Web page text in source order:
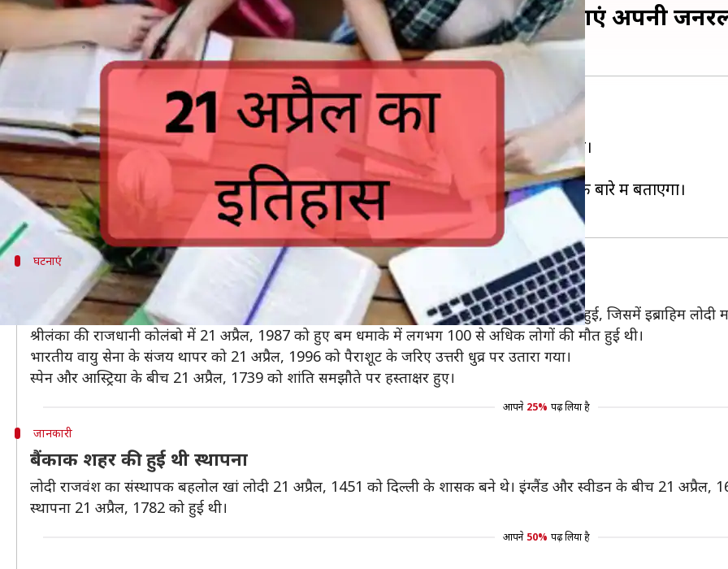
आज का इतिहास: 21 अप्रैल की कुछ प्रमुख घटनाएं यहां से जानें, बढाएं अपनी
लेखन मोना दीक्षित Apr 21, 2019 02:36 am
इतिहास के बारे में आप जितना जानें, उतना कम है।
हमारे देश और दुनिया के इतिहास में कई ऐसी घटनाएं दर्ज हैं, जिनके बारें में आपको पता होना चाहिए।
ये उन लोगों के लिए बहुत जरुरी है, जो UPSC या किसी अन्य सरकारी नौकरी की तैयारी कर रहे हैं।
इसलिए हम आपके लिए एक ऐसा लेख लाएं हैं, जो आपको इतिहास में दर्ज 21 अप्रैल की घटनाओं के बारे में बताएगा।
घटनाएं
कुछ प्रमुख घटनाएं
मुगल साम्राज्य का शासक बाबर और इब्राहिम लोदी के बीच 21 अप्रैल, 1526 को पानीपत की पहली लड़ाई हुई, जिसमें इब्राहिम लोदी
श्रीलंका की राजधानी कोलंबो में 21 अप्रैल, 1987 को हुए बम धमाके में लगभग 100 से अधिक लोगों की मौत हुई थी।
भारतीय वायु सेना के संजय थापर को 21 अप्रैल, 1996 को पैराशूट के जरिए उत्तरी धुव्र पर उतारा गया।
स्पेन और आस्ट्रिया के बीच 21 अप्रैल, 1739 को शांति समझौते पर हस्ताक्षर हुए।
आपने 25% पढ़ लिया है
जानकारी
बैंकाक शहर की हुई थी स्थापना
लोदी राजवंश का संस्थापक बहलोल खां लोदी 21 अप्रैल, 1451 को दिल्ली के शासक बने थे। इंग्लैंड और स्वीडन के बीच 21 अप्रैल,
स्थापना 21 अप्रैल, 1782 को हुई थी।
आपने 50% पढ़ लिया है